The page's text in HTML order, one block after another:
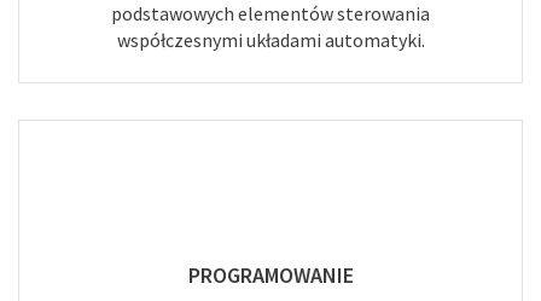
podstawowych elementów sterowania
współczesnymi układami automatyki.
PROGRAMOWANIE